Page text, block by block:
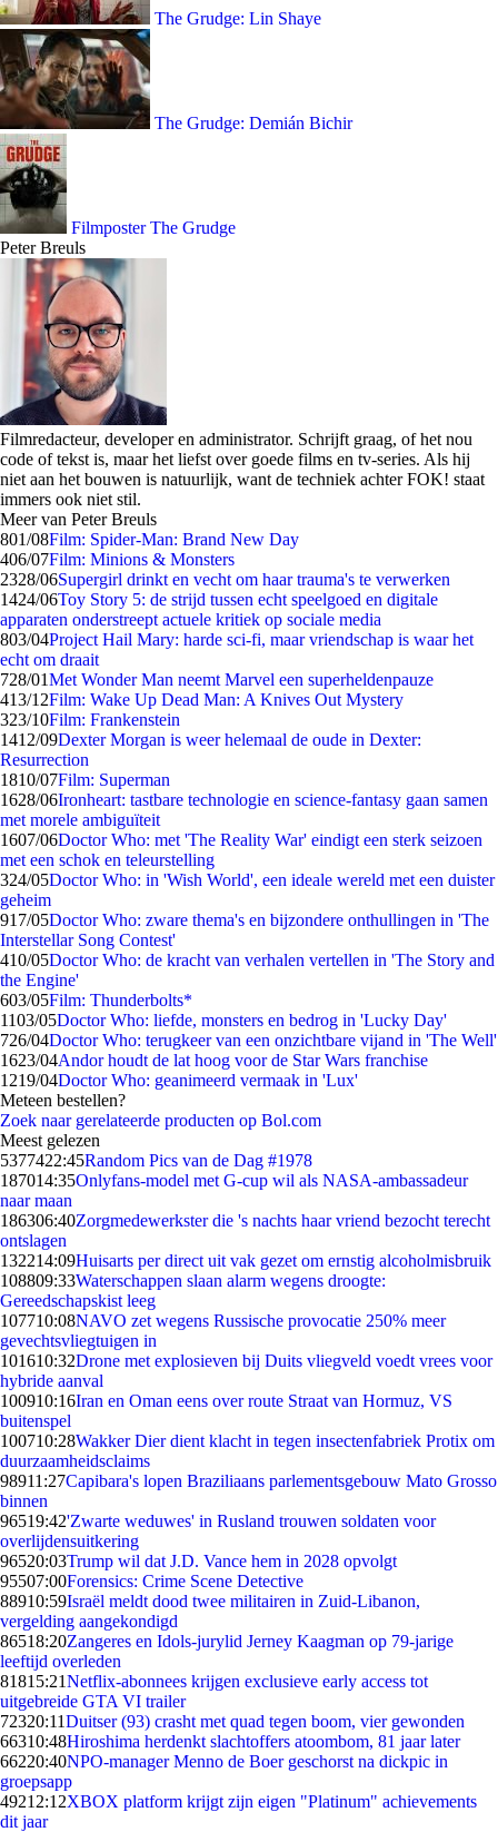
The Grudge: Lin Shaye
The Grudge: Demián Bichir
Filmposter The Grudge
Peter Breuls
Filmredacteur, developer en administrator. Schrijft graag, of het nou
code of tekst is, maar het liefst over goede films en tv-series. Als hij
niet aan het bouwen is natuurlijk, want de techniek achter FOK! staat
immers ook niet stil.
Meer van Peter Breuls
801/08Film: Spider-Man: Brand New Day
406/07Film: Minions & Monsters
2328/06Supergirl drinkt en vecht om haar trauma's te verwerken
1424/06Toy Story 5: de strijd tussen echt speelgoed en digitale
apparaten onderstreept actuele kritiek op sociale media
803/04Project Hail Mary: harde sci-fi, maar vriendschap is waar het
echt om draait
728/01Met Wonder Man neemt Marvel een superheldenpauze
413/12Film: Wake Up Dead Man: A Knives Out Mystery
323/10Film: Frankenstein
1412/09Dexter Morgan is weer helemaal de oude in Dexter:
Resurrection
1810/07Film: Superman
1628/06Ironheart: tastbare technologie en science-fantasy gaan samen
met morele ambiguïteit
1607/06Doctor Who: met 'The Reality War' eindigt een sterk seizoen
met een schok en teleurstelling
324/05Doctor Who: in 'Wish World', een ideale wereld met een duister
geheim
917/05Doctor Who: zware thema's en bijzondere onthullingen in 'The
Interstellar Song Contest'
410/05Doctor Who: de kracht van verhalen vertellen in 'The Story and
the Engine'
603/05Film: Thunderbolts*
1103/05Doctor Who: liefde, monsters en bedrog in 'Lucky Day'
726/04Doctor Who: terugkeer van een onzichtbare vijand in 'The Well'
1623/04Andor houdt de lat hoog voor de Star Wars franchise
1219/04Doctor Who: geanimeerd vermaak in 'Lux'
Meteen bestellen?
Zoek naar gerelateerde producten op Bol.com
Meest gelezen
5377422:45Random Pics van de Dag #1978
187014:35Onlyfans-model met G-cup wil als NASA-ambassadeur
naar maan
186306:40Zorgmedewerkster die 's nachts haar vriend bezocht terecht
ontslagen
132214:09Huisarts per direct uit vak gezet om ernstig alcoholmisbruik
108809:33Waterschappen slaan alarm wegens droogte:
Gereedschapskist leeg
107710:08NAVO zet wegens Russische provocatie 250% meer
gevechtsvliegtuigen in
101610:32Drone met explosieven bij Duits vliegveld voedt vrees voor
hybride aanval
100910:16Iran en Oman eens over route Straat van Hormuz, VS
buitenspel
100710:28Wakker Dier dient klacht in tegen insectenfabriek Protix om
duurzaamheidsclaims
98911:27Capibara's lopen Braziliaans parlementsgebouw Mato Grosso
binnen
96519:42'Zwarte weduwes' in Rusland trouwen soldaten voor
overlijdensuitkering
96520:03Trump wil dat J.D. Vance hem in 2028 opvolgt
95507:00Forensics: Crime Scene Detective
88910:59Israël meldt dood twee militairen in Zuid-Libanon,
vergelding aangekondigd
86518:20Zangeres en Idols-jurylid Jerney Kaagman op 79-jarige
leeftijd overleden
81815:21Netflix-abonnees krijgen exclusieve early access tot
uitgebreide GTA VI trailer
72320:11Duitser (93) crasht met quad tegen boom, vier gewonden
66310:48Hiroshima herdenkt slachtoffers atoombom, 81 jaar later
66220:40NPO-manager Menno de Boer geschorst na dickpic in
groepsapp
49212:12XBOX platform krijgt zijn eigen "Platinum" achievements
dit jaar